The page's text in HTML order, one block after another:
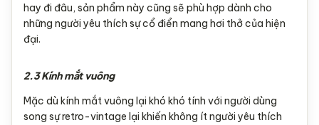
hay đi đâu, sản phẩm này cũng sẽ phù hợp dành cho
những người yêu thích sự cổ điển mang hơi thở của hiện
đại.
2.3 Kính mắt vuông
Mặc dù kính mắt vuông lại khó khó tính với người dùng
song sự retro-vintage lại khiến không ít người yêu thích